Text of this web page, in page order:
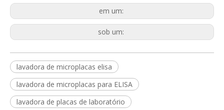
em um:
sob um:
lavadora de microplacas elisa
lavadora de microplacas para ELISA
lavadora de placas de laboratório